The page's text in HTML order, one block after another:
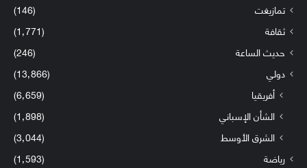
تمازيغت
(146)
ثقافة
(1٬771)
حديث الساعة
(246)
دولي
(13٬866)
أفريقيا
(6٬659)
الشأن الإسباني
(1٬898)
الشرق الأوسط
(3٬044)
رياضة
(1٬593)